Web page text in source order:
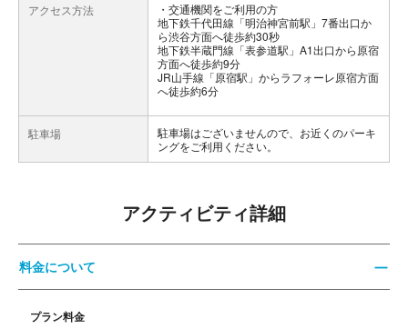
アクセス方法
交通機関をご利用の方
地下鉄千代田線「明治神宮前駅」7番出口か
ら渋谷方面へ徒歩約30秒
地下鉄半蔵門線「表参道駅」A1出口から原宿
方面へ徒歩約9分
JR山手線「原宿駅」からラフォーレ原宿方面
へ徒歩約6分
駐車場
駐車場はございませんので、お近くのパーキ
ングをご利用ください。
アクティビティ詳細
料金について
プラン料金